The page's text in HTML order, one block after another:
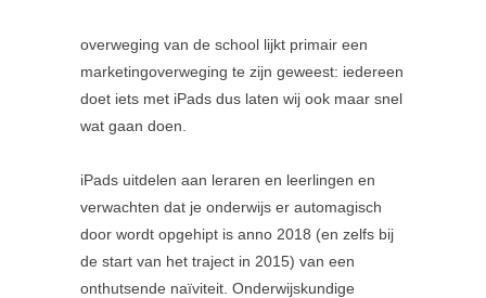
overweging van de school lijkt primair een
marketingoverweging te zijn geweest: iedereen
doet iets met iPads dus laten wij ook maar snel
wat gaan doen.
iPads uitdelen aan leraren en leerlingen en
verwachten dat je onderwijs er automagisch
door wordt opgehipt is anno 2018 (en zelfs bij
de start van het traject in 2015) van een
onthutsende naïviteit. Onderwijskundige